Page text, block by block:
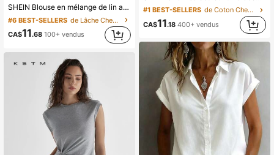
SHEIN Blouse en mélange de lin avec col en V et manches chauve-souris, top style cottagecore de campagne, chemise décontractée pour le travail et les trajets, pour Halloween, festival, plage et quotidien
#6 BEST-SELLERS
de Lâche Chemisiers pour femmes
CA$11.68 100+ vendus
#1 BEST-SELLERS
de Coton Chemisiers pour femmes
CA$11.18 400+ vendus